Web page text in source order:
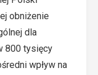
obniżenie
dla
800 tysięcy
wpływ na